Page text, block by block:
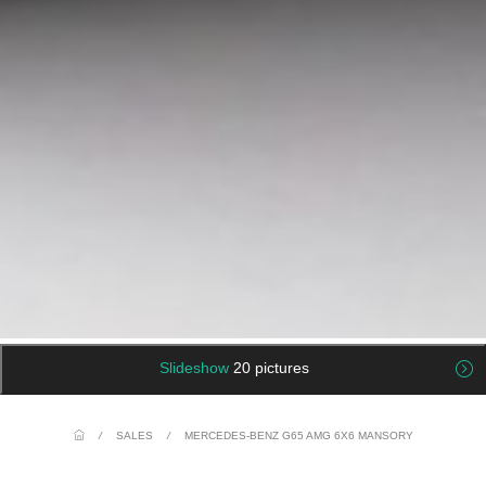
Slideshow 20 pictures
/ SALES / MERCEDES-BENZ G65 AMG 6X6 MANSORY